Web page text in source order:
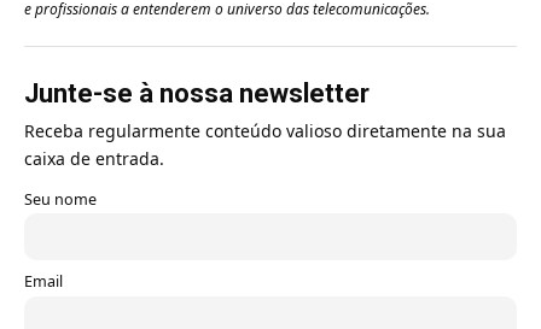
e profissionais a entenderem o universo das telecomunicações.
Junte-se à nossa newsletter
Receba regularmente conteúdo valioso diretamente na sua
caixa de entrada.
Seu nome
Email